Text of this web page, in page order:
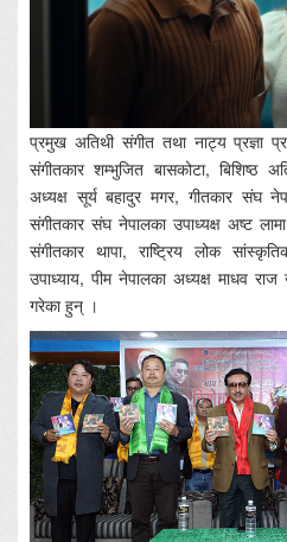
प्रमुख अतिथी संगीत तथा नाट्य प्रज्ञा
संगीतकार शम्भुजित बासकोटा, बिशिष्ठ
अध्यक्ष सूर्य बहादुर मगर, गीतकार संघ
संगीतकार संघ नेपालका उपाध्यक्ष अष्ट
संगीतकार थापा, राष्ट्रिय लोक
उपाध्याय, पीम नेपालका अध्यक्ष माधव
गरेका हुन् ।